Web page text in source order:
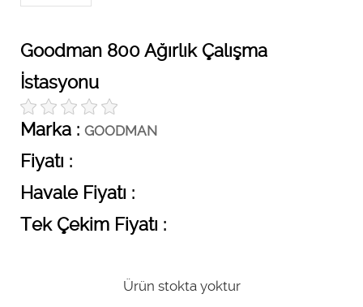
Goodman 800 Ağırlık Çalışma
İstasyonu
Marka : GOODMAN
Fiyatı :
Havale Fiyatı :
Tek Çekim Fiyatı :
Ürün stokta yoktur